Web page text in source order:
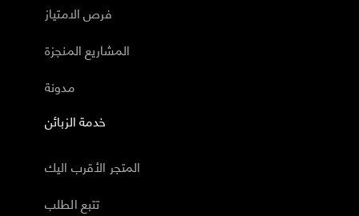
فرص الامتياز
المشاريع المنجزة
مدونة
خدمة الزبائن
المتجر الأقرب اليك
تتبع الطلب